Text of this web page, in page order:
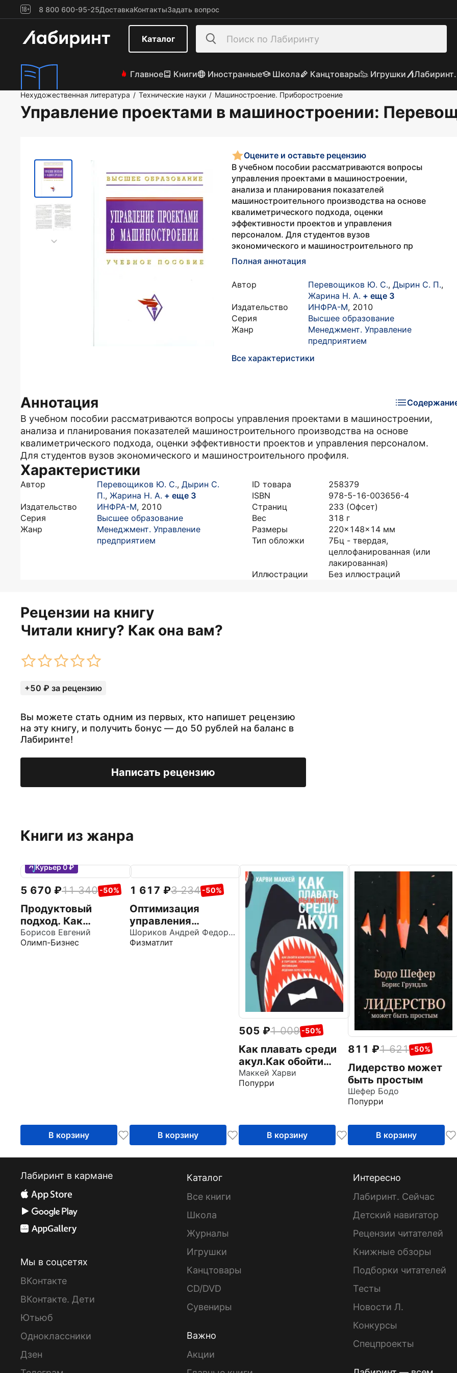
8 800 600-95-25ДоставкаКонтактыЗадать вопрос
Каталог
Главное Книги Иностранные Школа Канцтовары Игрушки
Нехудожественная литература / Технические науки / Машиностроение. Приборостроение
Управление проектами в машиностроении:
Оцените и оставьте рецензию
В учебном пособии рассматриваются вопросы
управления проектами в машиностроении,
анализа и планирования показателей
машиностроительного производства на основе
квалиметрического подхода, оценки
эффективности проектов и управления
персоналом. Для студентов вузов
экономического и машиностроительного пр
Полная аннотация
Автор Перевощиков Ю. С., Дырин С. П.,
Жарина Н. А. + еще 3
Издательство
ИНФРА-М, 2010
Серия
Высшее образование
Жанр
Менеджмент. Управление
предприятием
Все характеристики
Аннотация
В учебном пособии рассматриваются вопросы управления проектами в машиностроении,
анализа и планирования показателей машиностроительного производства на основе
квалиметрического подхода, оценки эффективности проектов и управления персоналом.
Для студентов вузов экономического и машиностроительного профиля.
Характеристики
Автор Перевощиков Ю. С., Дырин С.
П., Жарина Н. А. + еще 3
Издательство
ИНФРА-М, 2010
Серия
Высшее образование
Жанр
Менеджмент. Управление
предприятием
ID товара
258379
ISBN
978-5-16-003656-4
Страниц
233 (Офсет)
Вес
318 г
Размеры
220x148x14 мм
Тип обложки
7Бц - твердая,
целлофанированная (или
лакированная)
Иллюстрации
Без иллюстраций
Рецензии на книгу
Читали книгу? Как она вам?
+50 ₽ за рецензию
Вы можете стать одним из первых, кто напишет рецензию
на эту книгу, и получить бонус — до 50 рублей на баланс в
Лабиринте!
Написать рецензию
Книги из жанра
Курьер 0 ₽
5 670 11 340 -50%
Продуктовый
подход. Как
создавать
продукты, которые
Борисов Евгений
Олимп-Бизнес
В корзину
1 617 3 234 -50%
Оптимизация
управления
производственными
системами.
Шориков Андрей Федорович
Физматлит
В корзину
505 1 009 -50%
Как плавать среди
акул.Как обойти
конкурентов в
торговле,
переговоров
Маккей Харви
Попурри
В корзину
811 1 621 -50%
Лидерство может
быть простым
Шефер Бодо
Попурри
В корзину
Лабиринт в кармане
Мы в соцсетях
ВКонтакте
ВКонтакте. Дети
Ютьюб
Одноклассники
Дзен
Каталог
Все книги
Школа
Журналы
Игрушки
Канцтовары
CD/DVD
Сувениры
Важно
Акции
Интересно
Лабиринт. Сейчас
Детский навигатор
Рецензии читателей
Книжные обзоры
Подборки читателей
Тесты
Новости Л.
Конкурсы
Спецпроекты